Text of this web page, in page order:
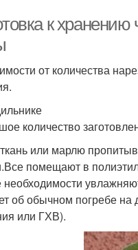
к хранению
от количества
количество
или марлю
помещают в
об обычном погребе
или ГХВ).